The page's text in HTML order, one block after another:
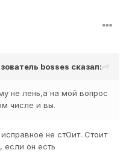
bosses сказал:
не лень,а на мой вопрос
числе и вы.
не стОит. Стоит
если он есть